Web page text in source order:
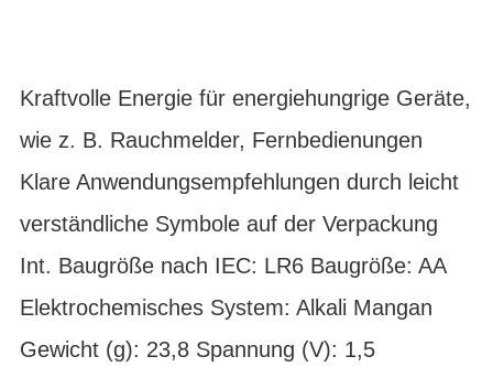
Kraftvolle Energie für energiehungrige Geräte,
wie z. B. Rauchmelder, Fernbedienungen
Klare Anwendungsempfehlungen durch leicht
verständliche Symbole auf der Verpackung
Int. Baugröße nach IEC: LR6 Baugröße: AA
Elektrochemisches System: Alkali Mangan
Gewicht (g): 23,8 Spannung (V): 1,5